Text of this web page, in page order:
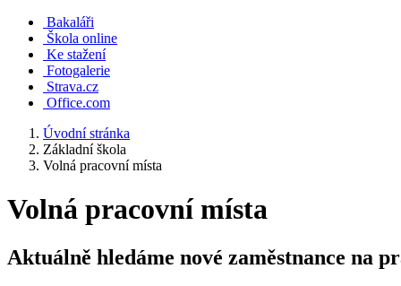
Bakaláři
Škola online
Ke stažení
Fotogalerie
Strava.cz
Office.com
Úvodní stránka
Základní škola
Volná pracovní místa
Volná pracovní místa
Aktuálně hledáme nové zaměstnance na